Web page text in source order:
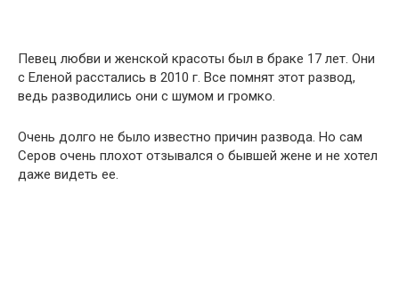
Певец любви и женской красоты был в браке 17 лет. Они
с Еленой расстались в 2010 г. Все помнят этот развод,
ведь разводились они с шумом и громко.
Очень долго не было известно причин развода. Но сам
Серов очень плохот отзывался о бывшей жене и не хотел
даже видеть ее.